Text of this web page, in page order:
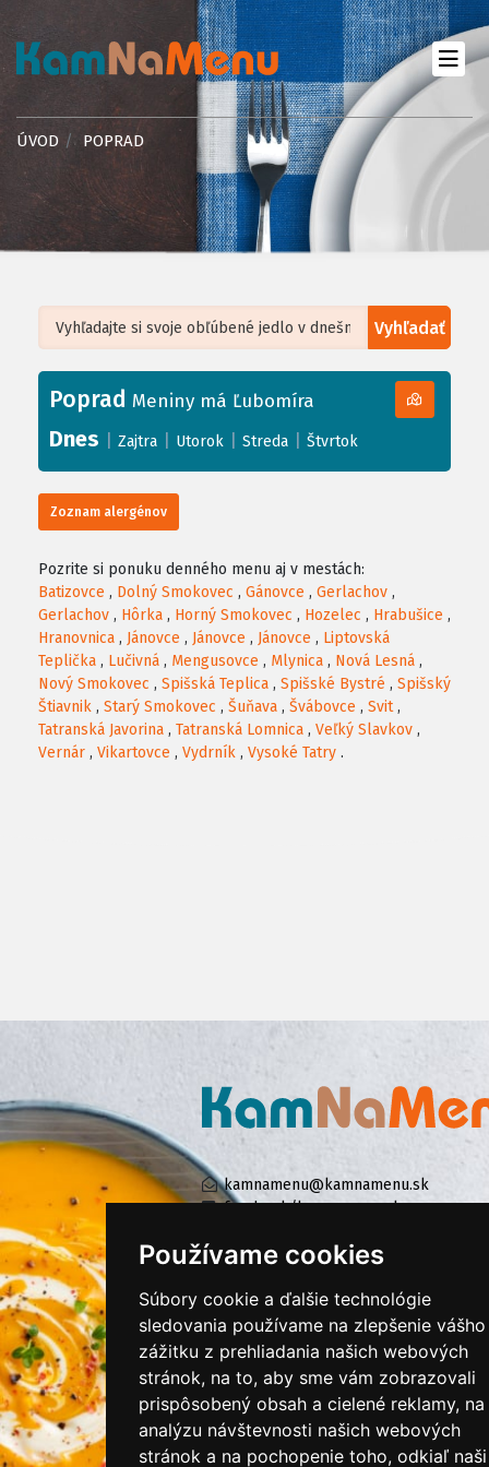
Používame cookies
Súbory cookie a ďalšie technológie
sledovania používame na zlepšenie vášho
zážitku z prehliadania našich webových
stránok, na to, aby sme vám zobrazovali
prispôsobený obsah a cielené reklamy, na
analýzu návštevnosti našich webových
stránok a na pochopenie toho, odkiaľ naši
ÚVOD POPRAD
Vyhľadať
+
−
Leaflet| ©OpenStreetMap, Tiles courtesy ofHumanitarian OpenStreetMap
Poprad Meniny má Ľubomíra
Dnes Zajtra Utorok Streda Štvrtok
Zoznam alergénov
Pozrite si ponuku denného menu aj v mestách:
Batizovce , Dolný Smokovec , Gánovce , Gerlachov ,
Gerlachov , Hôrka , Horný Smokovec , Hozelec , Hrabušice ,
Hranovnica , Jánovce , Jánovce , Jánovce , Liptovská
Teplička , Lučivná , Mengusovce , Mlynica , Nová Lesná ,
Nový Smokovec , Spišská Teplica , Spišské Bystré , Spišský
Štiavnik , Starý Smokovec , Šuňava , Švábovce , Svit,
Tatranská Javorina , Tatranská Lomnica , Veľký Slavkov ,
Vernár , Vikartovce , Vydrník , Vysoké Tatry .
kamnamenu@kamnamenu.sk
facebook/kamnamenu.sk
PRIHLÁSIŤ SA DO ZÁKAZNÍCKEJ ZÓNY
Všeobecné obchodné podmienky